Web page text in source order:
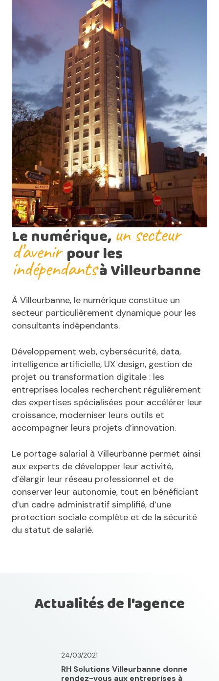
Le numérique,un secteur
d’avenirpour les
indépendantsà Villeurbanne
À Villeurbanne, le numérique constitue un
secteur particulièrement dynamique pour les
consultants indépendants.
Développement web, cybersécurité, data,
intelligence artificielle, UX design, gestion de
projet ou transformation digitale : les
entreprises locales recherchent régulièrement
des expertises spécialisées pour accélérer leur
croissance, moderniser leurs outils et
accompagner leurs projets d’innovation.
Le portage salarial à Villeurbanne permet ainsi
aux experts de développer leur activité,
d’élargir leur réseau professionnel et de
conserver leur autonomie, tout en bénéficiant
d’un cadre administratif simplifié, d’une
protection sociale complète et de la sécurité
du statut de salarié.
Actualités de l'agence
24/03/2021
RH Solutions Villeurbanne donne
rendez-vous aux entreprises à